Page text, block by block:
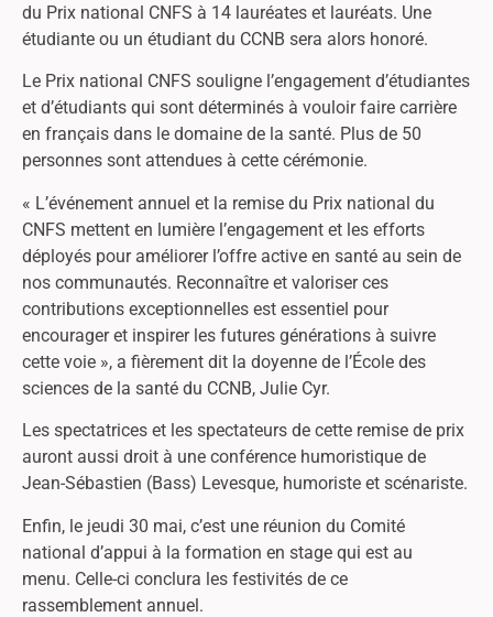
du Prix national CNFS à 14 lauréates et lauréats. Une
étudiante ou un étudiant du CCNB sera alors honoré.
Le Prix national CNFS souligne l’engagement d’étudiantes
et d’étudiants qui sont déterminés à vouloir faire carrière
en français dans le domaine de la santé. Plus de 50
personnes sont attendues à cette cérémonie.
« L’événement annuel et la remise du Prix national du
CNFS mettent en lumière l’engagement et les efforts
déployés pour améliorer l’offre active en santé au sein de
nos communautés. Reconnaître et valoriser ces
contributions exceptionnelles est essentiel pour
encourager et inspirer les futures générations à suivre
cette voie », a fièrement dit la doyenne de l’École des
sciences de la santé du CCNB, Julie Cyr.
Les spectatrices et les spectateurs de cette remise de prix
auront aussi droit à une conférence humoristique de
Jean-Sébastien (Bass) Levesque, humoriste et scénariste.
Enfin, le jeudi 30 mai, c’est une réunion du Comité
national d’appui à la formation en stage qui est au
menu. Celle-ci conclura les festivités de ce
rassemblement annuel.